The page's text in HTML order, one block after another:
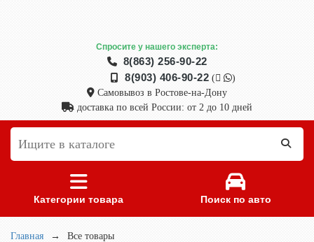
Спросите у нашего эксперта:
8(863) 256-90-22
8(903) 406-90-22 (
)
Самовывоз в Ростове-на-Дону
доставка по всей России: от 2 до 10 дней
Категории товара Поиск по авто
Главная → Все товары